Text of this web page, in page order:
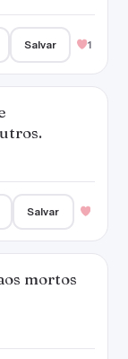
Salvar 1
Salvar
mortos